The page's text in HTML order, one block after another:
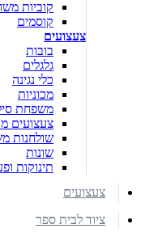
קוביות
קוסמים
צעצועים
בובות
גלגלים
כלי נגינה
מכוניות
משפחת
צעצועים
שולחנות
שונות
תינוקות
צעצועים
ציוד לבית ספר